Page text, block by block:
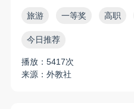
旅游 一等奖 高职
今日推荐
播放：5417次
来源：外教社